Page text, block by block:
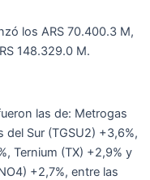
los ARS 70.400.3 M,
148.329.0 M.
las de: Metrogas
del Sur (TGSU2) +3,6%,
Ternium (TX) +2,9% y
+2,7%, entre las